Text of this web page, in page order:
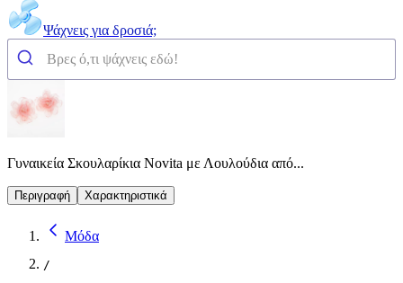
Ψάχνεις για δροσιά;
Γυναικεία Σκουλαρίκια Novita με Λουλούδια από...
Περιγραφή Χαρακτηριστικά
Μόδα
/